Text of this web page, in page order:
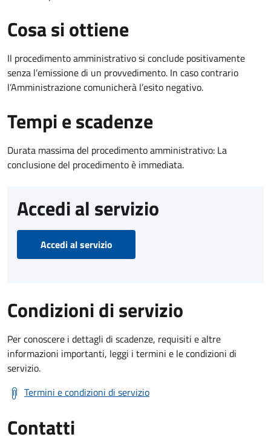
Cosa si ottiene
Il procedimento amministrativo si conclude positivamente
senza l’emissione di un provvedimento. In caso contrario
l’Amministrazione comunicherà l’esito negativo.
Tempi e scadenze
Durata massima del procedimento amministrativo: La
conclusione del procedimento è immediata.
Accedi al servizio
Accedi al servizio
Condizioni di servizio
Per conoscere i dettagli di scadenze, requisiti e altre
informazioni importanti, leggi i termini e le condizioni di
servizio.
Termini e condizioni di servizio
Contatti